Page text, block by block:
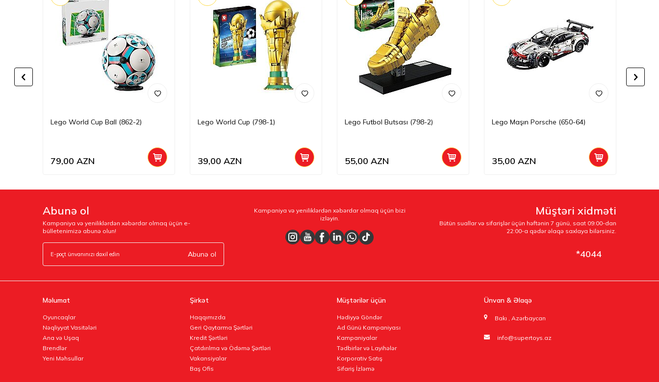
Lego World Cup Ball (862-2)
79,00 AZN
Lego World Cup (798-1)
39,00 AZN
Lego Futbol Butsası (798-2)
55,00 AZN
Lego Maşın Porsche (650-64)
35,00 AZN
Abunə ol
Kampaniya və yeniliklərdən xəbərdar olmaq üçün e-
bülletenimizə abunə olun!
Abunə ol
Kampaniya və yeniliklərdən xəbərdar olmaq üçün bizi
izləyin.
Müştəri xidməti
Bütün suallar və sifarişlər üçün həftənin 7 günü, saat 09:00-dan
22:00-a qədər əlaqə saxlaya bilərsiniz.
*4044
Məlumat
Oyuncaqlar
Nəqliyyat Vasitələri
Ana və Uşaq
Brendlər
Yeni Məhsullar
Şirkət
Haqqımızda
Geri Qaytarma Şərtləri
Kredit Şərtləri
Çatdırılma və Ödəmə Şərtləri
Vakansiyalar
Baş Ofis
Müştərilər üçün
Hədiyyə Göndər
Ad Günü Kampaniyası
Kampaniyalar
Tədbirlər və Layihələr
Korporativ Satış
Sifariş İzləmə
Ünvan & Əlaqə
Bakı , Azərbaycan
info@supertoys.az